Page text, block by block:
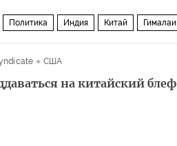
Политика Индия Китай Гималаи
США
на китайский блеф